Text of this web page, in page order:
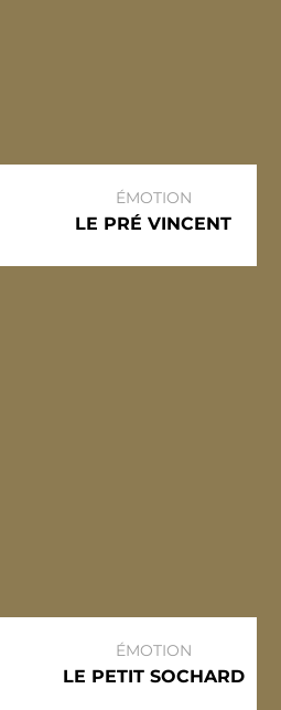
ÉMOTION
LE PRÉ VINCENT
ÉMOTION
LE PETIT SOCHARD